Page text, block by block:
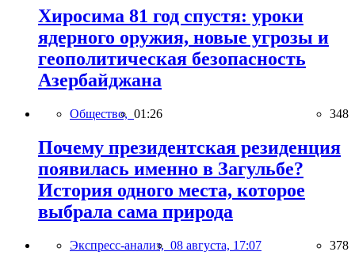
Хиросима 81 год спустя: уроки
ядерного оружия, новые угрозы и
геополитическая безопасность
Азербайджана
Общество, 01:26 348
Почему президентская резиденция
появилась именно в Загульбе?
История одного места, которое
выбрала сама природа
Экспресс-анализ, 08 августа, 17:07 378